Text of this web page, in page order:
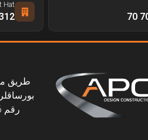
Hat
65 66
رقم 46، 06145 بورساقلر، أنقرة، تركيا